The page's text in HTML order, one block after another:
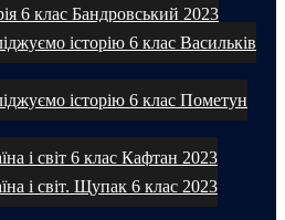
6 клас Бандровський 2023
історію 6 клас Васильків
історію 6 клас Пометун
і світ 6 клас Кафтан 2023
і світ. Щупак 6 клас 2023